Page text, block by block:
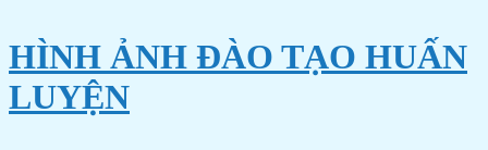
HÌNH ẢNH ĐÀO TẠO HUẤN
LUYỆN